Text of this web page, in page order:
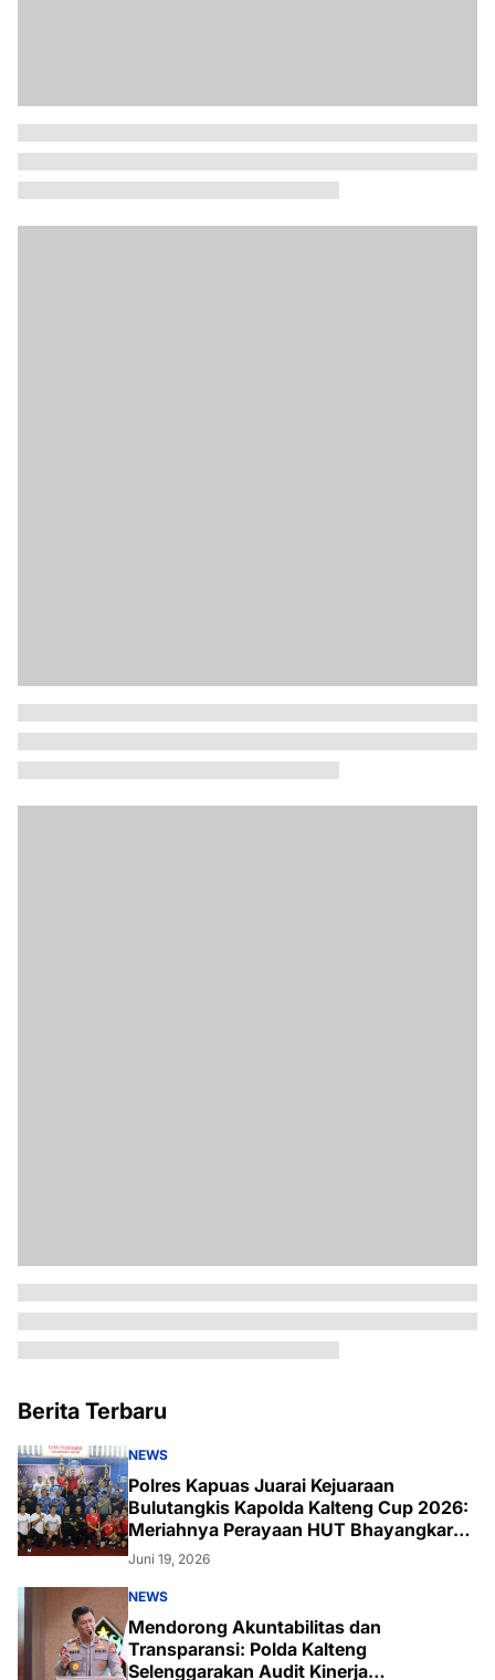
Berita Terbaru
NEWS
Polres Kapuas Juarai Kejuaraan
Bulutangkis Kapolda Kalteng Cup 2026:
Meriahnya Perayaan HUT Bhayangkara
ke-80 di Palangka Raya
Juni 19, 2026
NEWS
Mendorong Akuntabilitas dan
Transparansi: Polda Kalteng
Selenggarakan Audit Kinerja